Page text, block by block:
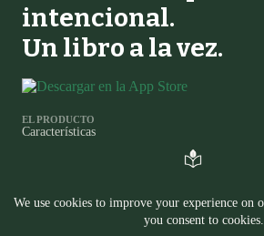
intencional.
Un libro a la vez.
EL PRODUCTO
Características
Comparación de Rastreadores de Lectura
Preguntas